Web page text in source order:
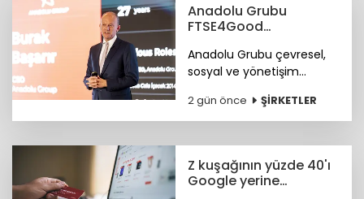
Anadolu Grubu
FTSE4Good
Anadolu Grubu çevresel,
sosyal ve yönetişim
yaklaşımı ile FTSE4Good
Endeksi’nde.
2 gün önce ŞİRKETLER
Z kuşağının yüzde 40'ı
Google yerine